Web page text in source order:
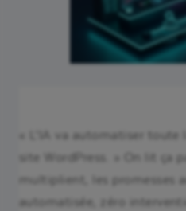
« L’IA va automatiser
site WordPress. » On lit ça
multiplient, les promesses
automatisée, zéro